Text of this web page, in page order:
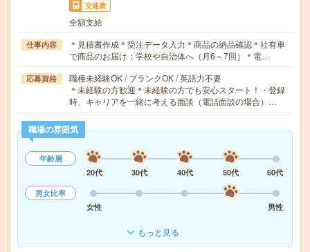
交通費
全額支給
仕事内容
＊見積書作成＊受注データ入力＊商品の納品確認＊社有車
で商品のお届け：学校や自治体へ（月6～7回）＊電…
応募資格
職種未経験OK / ブランクOK / 英語力不要
＊未経験の方歓迎＊未経験の方でも安心スタート！・登録
時、キャリアを一緒に考える面談（電話面談の場合）…
職場の雰囲気
年齢層
20代
30代 40代 50代
60代
男女比率
女性
男性
もっと見る